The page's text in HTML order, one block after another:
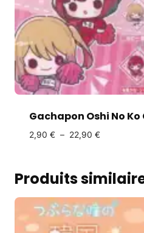
Gachapon Oshi No Ko
2,90 € – 22,90 €
Produits